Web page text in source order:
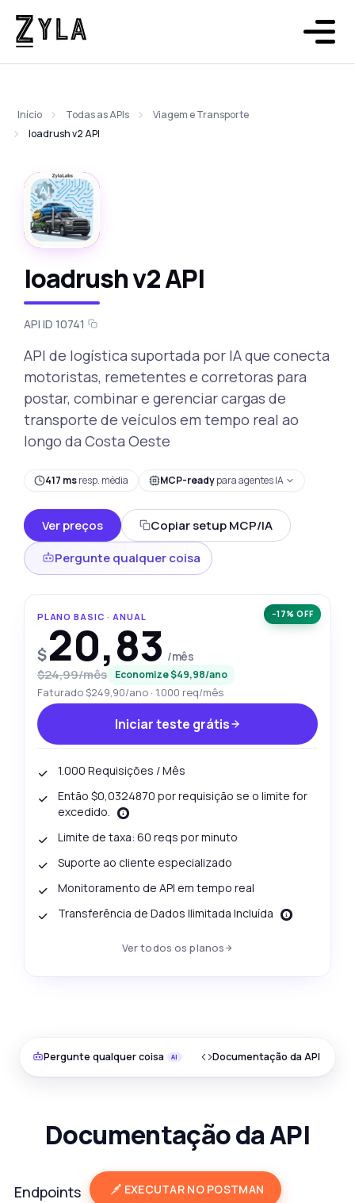
Início Todas as APIs
Viagem e Transporte
loadrush v2 API
loadrush v2 API
API ID 10741
API de logística suportada por IA que conecta
motoristas, remetentes e corretoras para
postar, combinar e gerenciar cargas de
transporte de veículos em tempo real ao
longo da Costa Oeste
417 msresp. média MCP-readypara agentes IA
Ver preços
Copiar setup MCP/IA
Pergunte qualquer coisa
−17% OFF
PLANO BASIC · ANUAL
$20,83 /mês
$24,99/mês Economize $49,98/ano
Faturado $249,90/ano · 1.000 req/mês
Iniciar teste grátis
1.000 Requisições / Mês
Então $0,0324870 por requisição se o limite for
excedido.
Limite de taxa: 60 reqs por minuto
Suporte ao cliente especializado
Monitoramento de API em tempo real
Transferência de Dados Ilimitada Incluída
Ver todos os planos
Pergunte qualquer coisa Documentação da API
Documentação da API
Endpoints EXECUTAR NO POSTMAN